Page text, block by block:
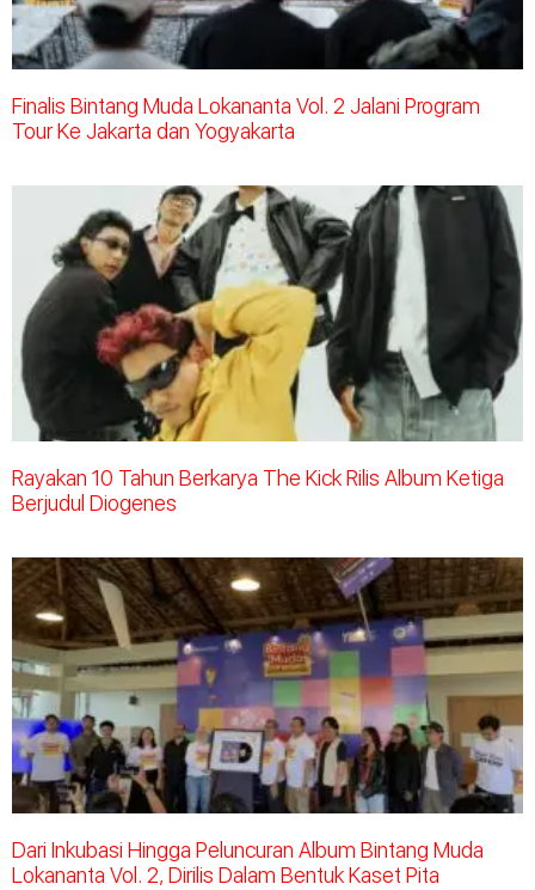
Finalis Bintang Muda Lokananta Vol. 2 Jalani Program
Tour Ke Jakarta dan Yogyakarta
Rayakan 10 Tahun Berkarya The Kick Rilis Album Ketiga
Berjudul Diogenes
Dari Inkubasi Hingga Peluncuran Album Bintang Muda
Lokananta Vol. 2, Dirilis Dalam Bentuk Kaset Pita